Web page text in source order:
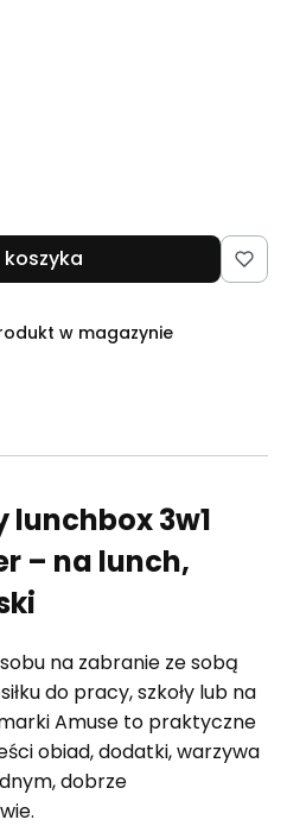
w magazynie
lunchbox 3w1
– na lunch,
na zabranie ze sobą
do pracy, szkoły lub na
Amuse to praktyczne
obiad, dodatki, warzywa
dobrze